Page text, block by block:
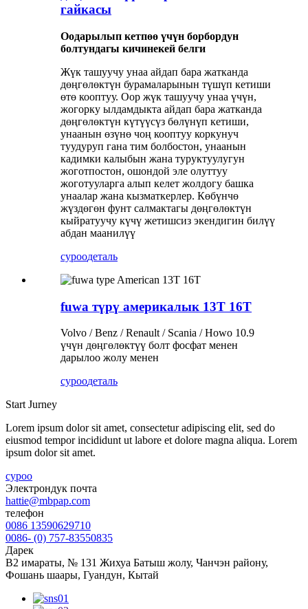
гайкасы
Оодарылып кетпөө үчүн борбордун
болтундагы кичинекей белги
Жүк ташуучу унаа айдап бара жатканда
дөңгөлөктүн бурамаларынын түшүп кетиши
өтө кооптуу. Оор жүк ташуучу унаа үчүн,
жогорку ылдамдыкта айдап бара жатканда
дөңгөлөктүн күтүүсүз бөлүнүп кетиши,
унаанын өзүнө чоң кооптуу коркунуч
туудуруп гана тим болбостон, унаанын
кадимки калыбын жана туруктуулугун
жоготпостон, ошондой эле олуттуу
жоготууларга алып келет жолдогу башка
унаалар жана кызматкерлер. Көбүнчө
жүздөгөн фунт салмактагы дөңгөлөктүн
кыйратуучу күчү жетишсиз экендигин билүү
абдан маанилүү
суроодеталь
fuwa түрү америкалык 13T 16T
Volvo / Benz / Renault / Scania / Howo 10.9
үчүн дөңгөлөктүү болт фосфат менен
дарылоо жолу менен
суроодеталь
Start Jurney
Lorem ipsum dolor sit amet, consectetur adipiscing elit, sed do
eiusmod tempor incididunt ut labore et dolore magna aliqua. Lorem
ipsum dolor sit amet.
суроо
Электрондук почта
hattie@mbpap.com
телефон
0086 13590629710
0086- (0) 757-83550835
Дарек
B2 имараты, № 131 Жихуа Батыш жолу, Чанчэн району,
Фошань шаары, Гуандун, Кытай